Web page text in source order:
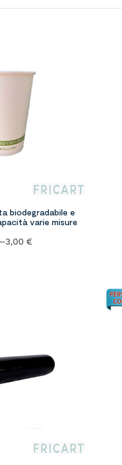
biodegradabile e
varie misure
3,00 €